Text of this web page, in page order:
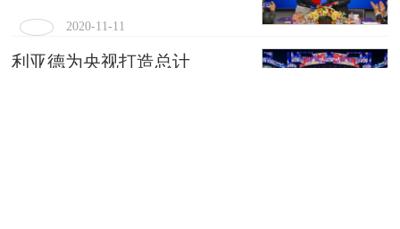
2020-11-11
利亚德为央视打造总计